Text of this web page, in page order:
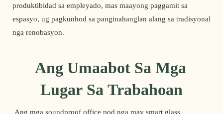
produktibidad sa empleyado, mas maayong paggamit sa
espasyo, ug pagkunhod sa panginahanglan alang sa tradisyonal
nga renobasyon.
Ang Umaabot Sa Mga
Lugar Sa Trabahoan